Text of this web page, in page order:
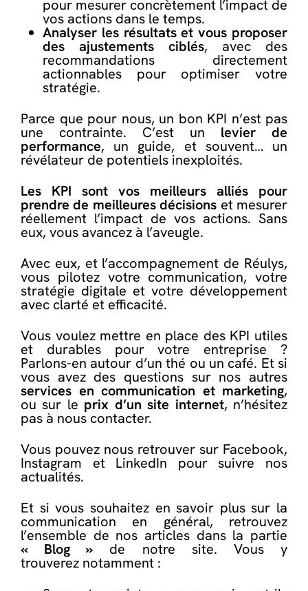
pour mesurer concrètement l’impact de
vos actions dans le temps.
Analyser les résultats et vous proposer
des ajustements ciblés, avec des
recommandations directement
actionnables pour optimiser votre
stratégie.
Parce que pour nous, un bon KPI n’est pas
une contrainte. C’est un levier de
performance, un guide, et souvent… un
révélateur de potentiels inexploités.
Les KPI sont vos meilleurs alliés pour
prendre de meilleures décisions et mesurer
réellement l’impact de vos actions. Sans
eux, vous avancez à l’aveugle.
Avec eux, et l’accompagnement de Réulys,
vous pilotez votre communication, votre
stratégie digitale et votre développement
avec clarté et efficacité.
Vous voulez mettre en place des KPI utiles
et durables pour votre entreprise ?
Parlons-en autour d’un thé ou un café. Et si
vous avez des questions sur nos autres
services en communication et marketing,
ou sur le prix d’un site internet, n’hésitez
pas à nous contacter.
Vous pouvez nous retrouver sur Facebook,
Instagram et LinkedIn pour suivre nos
actualités.
Et si vous souhaitez en savoir plus sur la
communication en général, retrouvez
l’ensemble de nos articles dans la partie
« Blog » de notre site. Vous y
trouverez notamment :